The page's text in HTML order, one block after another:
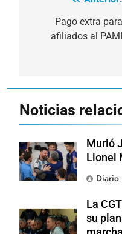
Pago extra para
afiliados al PAMI
Noticias
Murió
Lionel
Diario
La
su